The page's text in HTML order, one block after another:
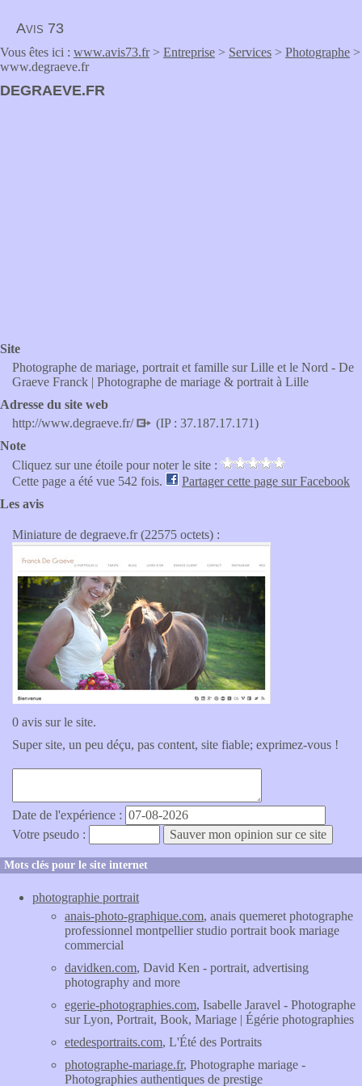
Avis 73
Vous êtes ici : www.avis73.fr> Entreprise > Services > Photographe >
www.degraeve.fr
DEGRAEVE.FR
Site
Photographe de mariage, portrait et famille sur Lille et le Nord - De
Graeve Franck | Photographe de mariage & portrait à Lille
Adresse du site web
http://www.degraeve.fr/
(IP : 37.187.17.171)
Note
Cliquez sur une étoile pour noter le site :
Cette page a été vue 542 fois.
Partager cette page sur Facebook
Les avis
Miniature de degraeve.fr (22575 octets) :
0 avis sur le site.
Super site, un peu déçu, pas content, site fiable; exprimez-vous !
Date de l'expérience :
Votre pseudo :
Mots clés pour le site internet
photographie portrait
anais-photo-graphique.com, anais quemeret photographe
professionnel montpellier studio portrait book mariage
commercial
davidken.com, David Ken - portrait, advertising
photography and more
egerie-photographies.com, Isabelle Jaravel - Photographe
sur Lyon, Portrait, Book, Mariage | Égérie photographies
etedesportraits.com, L'Été des Portraits
photographe-mariage.fr, Photographe mariage -
Photographies authentiques de prestige